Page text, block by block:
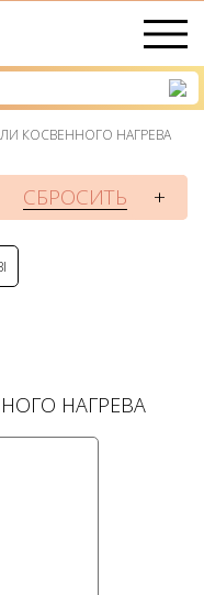
КОСВЕННОГО НАГРЕВА
+
СБРОСИТЬ
НАГРЕВА